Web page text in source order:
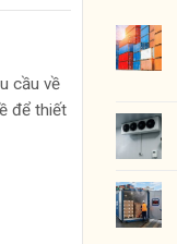
cầu về
để thiết